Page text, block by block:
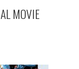
MOVIE